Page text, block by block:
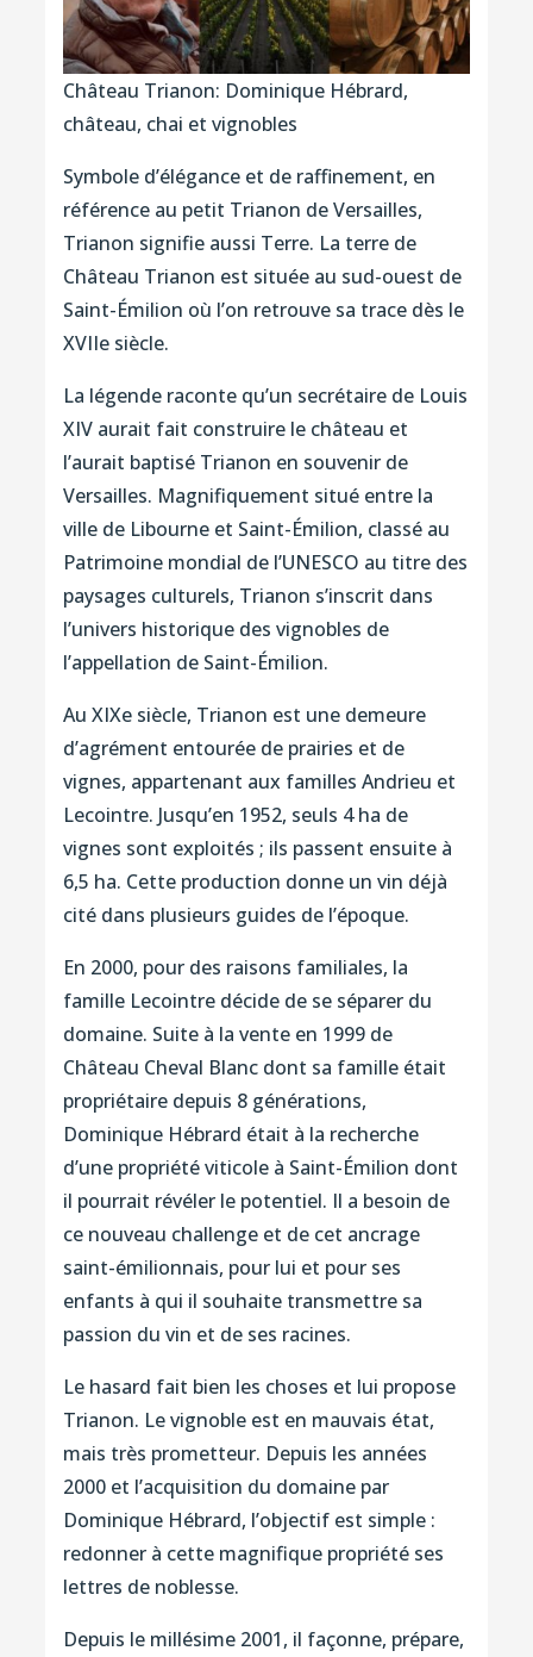
Château Trianon: Dominique Hébrard,
château, chai et vignobles
Symbole d’élégance et de raffinement, en
référence au petit Trianon de Versailles,
Trianon signifie aussi Terre. La terre de
Château Trianon est située au sud-ouest de
Saint-Émilion où l’on retrouve sa trace dès le
XVIIe siècle.
La légende raconte qu’un secrétaire de Louis
XIV aurait fait construire le château et
l’aurait baptisé Trianon en souvenir de
Versailles. Magnifiquement situé entre la
ville de Libourne et Saint-Émilion, classé au
Patrimoine mondial de l’UNESCO au titre des
paysages culturels, Trianon s’inscrit dans
l’univers historique des vignobles de
l’appellation de Saint-Émilion.
Au XIXe siècle, Trianon est une demeure
d’agrément entourée de prairies et de
vignes, appartenant aux familles Andrieu et
Lecointre. Jusqu’en 1952, seuls 4 ha de
vignes sont exploités ; ils passent ensuite à
6,5 ha. Cette production donne un vin déjà
cité dans plusieurs guides de l’époque.
En 2000, pour des raisons familiales, la
famille Lecointre décide de se séparer du
domaine. Suite à la vente en 1999 de
Château Cheval Blanc dont sa famille était
propriétaire depuis 8 générations,
Dominique Hébrard était à la recherche
d’une propriété viticole à Saint-Émilion dont
il pourrait révéler le potentiel. Il a besoin de
ce nouveau challenge et de cet ancrage
saint-émilionnais, pour lui et pour ses
enfants à qui il souhaite transmettre sa
passion du vin et de ses racines.
Le hasard fait bien les choses et lui propose
Trianon. Le vignoble est en mauvais état,
mais très prometteur. Depuis les années
2000 et l’acquisition du domaine par
Dominique Hébrard, l’objectif est simple :
redonner à cette magnifique propriété ses
lettres de noblesse.
Depuis le millésime 2001, il façonne, prépare,